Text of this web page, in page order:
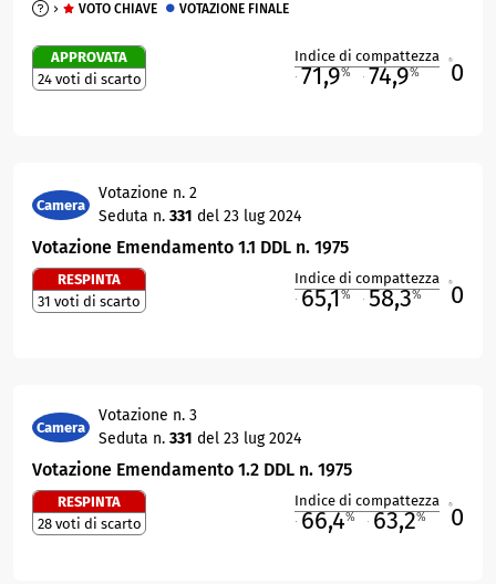
VOTO CHIAVE VOTAZIONE FINALE
APPROVATA
24 voti di scarto
Indice di compattezza
71,9% 74,9% 0
Camera
Votazione n. 2
Seduta n. 331 del 23 lug 2024
Votazione Emendamento 1.1 DDL n. 1975
RESPINTA
31 voti di scarto
Indice di compattezza
65,1% 58,3% 0
Camera
Votazione n. 3
Seduta n. 331 del 23 lug 2024
Votazione Emendamento 1.2 DDL n. 1975
RESPINTA
28 voti di scarto
Indice di compattezza
66,4% 63,2% 0